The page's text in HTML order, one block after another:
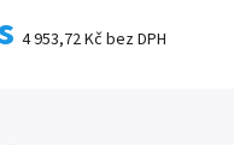
4 953,72 Kč bez DPH